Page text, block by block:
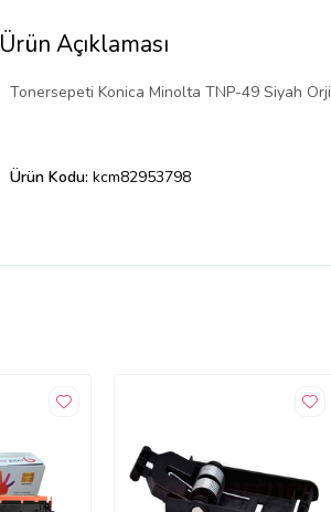
Ürün Açıklaması
Tonersepeti Konica Minolta TNP-49 Siyah
Ürün Kodu: kcm82953798